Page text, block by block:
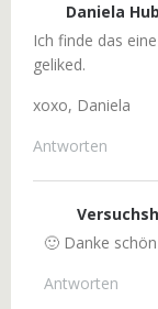
Daniela
Ich finde das
geliked.
xoxo, Daniela
Antworten
🙂 Danke schön
Antworten